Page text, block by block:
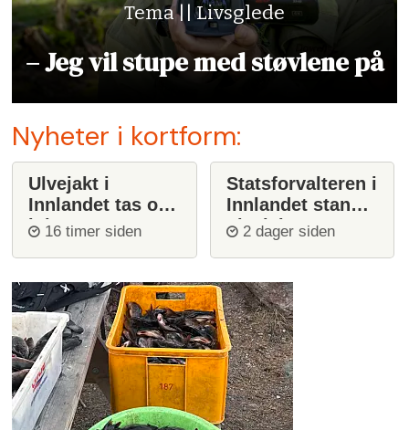
Tema || Livsglede
– Jeg vil stupe med støvlene på
Nyheter i kortform:
Ulvejakt i
Innlandet tas opp
igjen
16 timer siden
Statsforvalteren i
Innlandet stanser
ulvejakt
2 dager siden